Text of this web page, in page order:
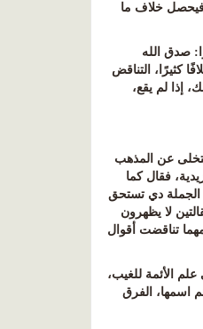
فيحصل خلاف ما
صدق الله
كثيرًا، التناقض
إذا لم يقع،
عن المذهب
فقال كما
الجملة دي تستحق
لا يظهرون
تناقضت أقوال
الأئمة للغيب،
اسمها، الفرق